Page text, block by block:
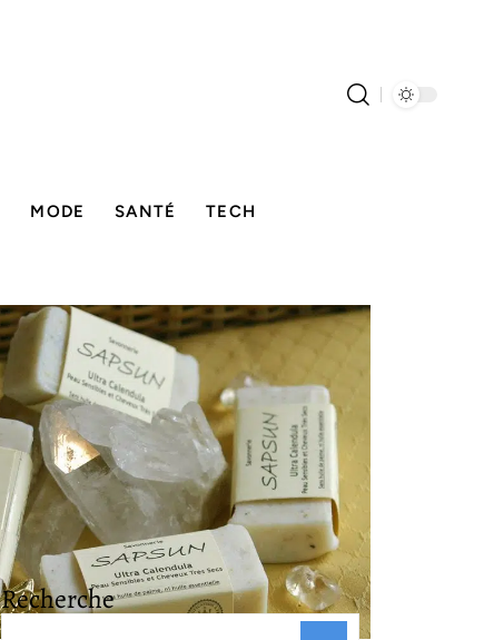
MODE SANTÉ TECH
Recherche